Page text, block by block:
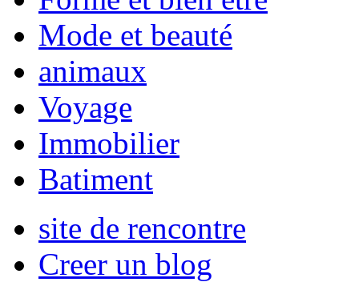
Mode et beauté
animaux
Voyage
Immobilier
Batiment
site de rencontre
Creer un blog